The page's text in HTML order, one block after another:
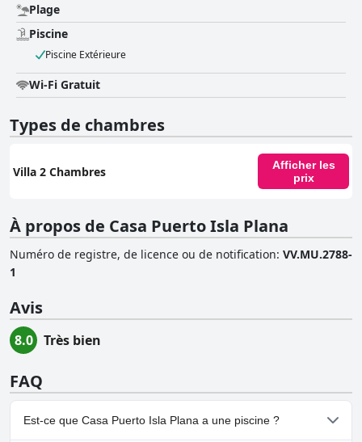
Plage
Piscine
Piscine Extérieure
Wi-Fi Gratuit
Types de chambres
Villa 2 Chambres
Afficher les
prix
À propos de Casa Puerto Isla Plana
Numéro de registre, de licence ou de notification: VV.MU.2788-
1
Avis
8.0 Très bien
FAQ
Est-ce que Casa Puerto Isla Plana a une piscine ?